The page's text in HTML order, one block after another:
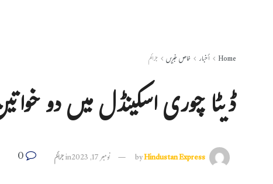
Home أخبار خاص خبریں جرائم
ڈیٹا چوری اسکینڈل میں دو
byHindustan Express نومبر 17, 2023 inجرائم